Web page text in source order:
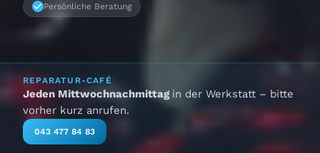
Persönliche Beratung
REPARATUR-CAFÉ
Jeden Mittwochnachmittag in der Werkstatt – bitte
vorher kurz anrufen.
043 477 84 83